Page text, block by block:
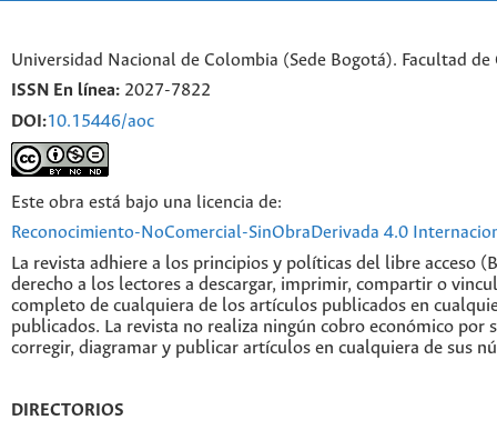
Universidad Nacional de Colombia (Sede Bogotá). Facultad
ISSN En línea: 2027-7822
DOI:10.15446/aoc
Este obra está bajo una licencia de:
Reconocimiento-NoComercial-SinObraDerivada 4.0
La revista adhiere a los principios y políticas del libre acceso
derecho a los lectores a descargar, imprimir, compartir o
completo de cualquiera de los artículos publicados en
publicados. La revista no realiza ningún cobro económico por
corregir, diagramar y publicar artículos en cualquiera de sus
DIRECTORIOS